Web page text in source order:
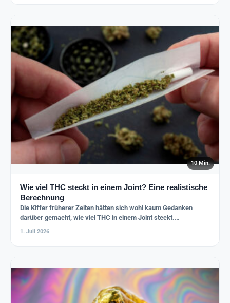
10 Min.
Wie viel THC steckt in einem Joint? Eine realistische
Berechnung
Die Kiffer früherer Zeiten hätten sich wohl kaum Gedanken
darüber gemacht, wie viel THC in einem Joint steckt.…
1. Juli 2026